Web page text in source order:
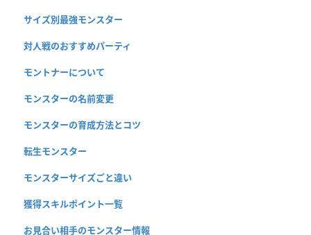
サイズ別最強モンスター
対人戦のおすすめパーティ
モントナーについて
モンスターの名前変更
モンスターの育成方法とコツ
転生モンスター
モンスターサイズごと違い
獲得スキルポイント一覧
お見合い相手のモンスター情報